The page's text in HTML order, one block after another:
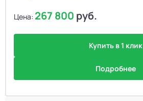
Цена: 267 800 руб.
Купить в 1 клик
Подробнее